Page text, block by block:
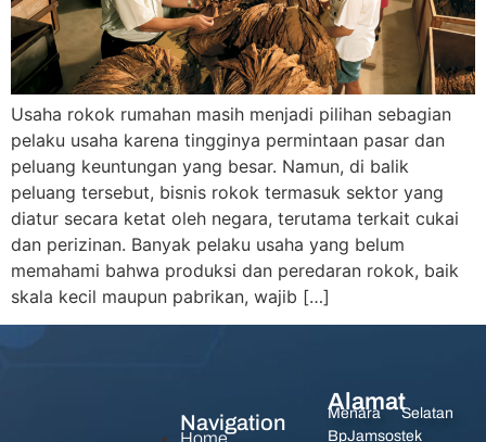
Usaha rokok rumahan masih menjadi pilihan sebagian
pelaku usaha karena tingginya permintaan pasar dan
peluang keuntungan yang besar. Namun, di balik
peluang tersebut, bisnis rokok termasuk sektor yang
diatur secara ketat oleh negara, terutama terkait cukai
dan perizinan. Banyak pelaku usaha yang belum
memahami bahwa produksi dan peredaran rokok, baik
skala kecil maupun pabrikan, wajib […]
Navigation
Alamat
Menara Selatan
BpJamsostek